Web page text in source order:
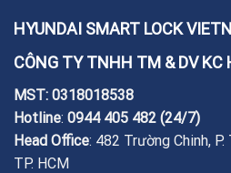
HYUNDAI SMART LOCK
CÔNG TY TNHH TM & DV KC
MST: 0318018538
Hotline: 0944 405 482 (24/7)
Head Office: 482 Trường Chinh,
TP. HCM